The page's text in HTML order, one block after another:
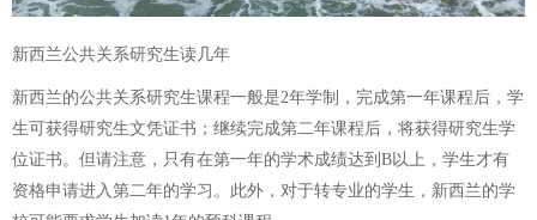
新西兰公共关系研究生读几年
新西兰的公共关系研究生课程一般是2年学制，完成第一年课程后，学
生可获得研究生文凭证书；继续完成第二年课程后，将获得研究生学
位证书。但请注意，只有在第一年的学术成绩达到B以上，学生才有
资格申请进入第二年的学习。此外，对于转专业的学生，新西兰的学